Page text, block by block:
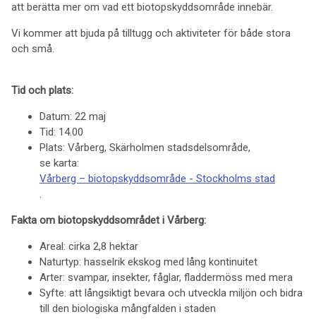
att berätta mer om vad ett biotopskyddsområde innebär.
Vi kommer att bjuda på tilltugg och aktiviteter för både stora
och små.
Tid och plats:
Datum: 22 maj
Tid: 14.00
Plats: Vårberg, Skärholmen stadsdelsområde,
se karta:
Vårberg – biotopskyddsområde - Stockholms stad
.
Fakta om biotopskyddsområdet i Vårberg:
Areal: cirka 2,8 hektar
Naturtyp: hasselrik ekskog med lång kontinuitet
Arter: svampar, insekter, fåglar, fladdermöss med mera
Syfte: att långsiktigt bevara och utveckla miljön och bidra
till den biologiska mångfalden i staden